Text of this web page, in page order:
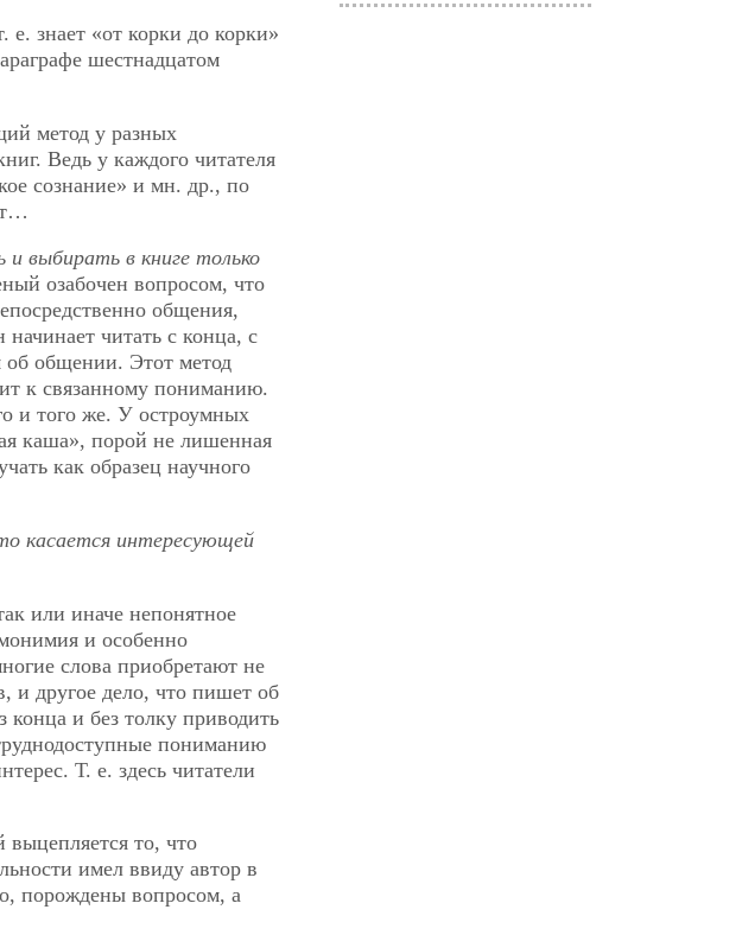
е. знает «от корки до корки»
шестнадцатом
метод у разных
Ведь у каждого читателя
сознание» и мн. др., по
выбирать в книге только
озабочен вопросом, что
общения,
читать с конца, с
об общении. Этот метод
к связанному пониманию.
и того же. У остроумных
каша», порой не лишенная
как образец научного
касается интересующей
или иначе непонятное
и особенно
слова приобретают не
и другое дело, что пишет об
и без толку приводить
пониманию
Т. е. здесь читатели
выцепляется то, что
имел ввиду автор в
порождены вопросом, а